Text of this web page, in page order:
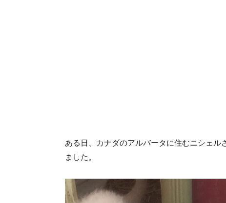
ある日、カナダのアルバータに住むニシェ
ました。